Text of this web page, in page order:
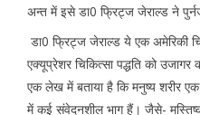
अन्त में इसे डा0 फ्रिट्ज जेराल्ड ने
डा0 फ्रिट्ज जेराल्ड ये एक अमेरिकी
एक्यूप्रेशर चिकित्सा पद्धति को
एक लेख में बताया है कि मनुष्य शरीर
में कई संवेदनशील भाग हैं। जैसे-